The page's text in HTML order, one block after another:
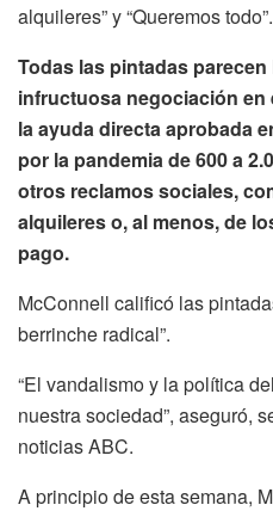
alquileres” y “Queremos todo”.
Todas las pintadas
infructuosa negociación en
la ayuda directa aprobada
por la pandemia de 600 a
otros reclamos sociales,
alquileres o, al menos, de
pago.
McConnell calificó las
berrinche radical”.
“El vandalismo y la política
nuestra sociedad”, aseguró,
noticias ABC.
A principio de esta semana,